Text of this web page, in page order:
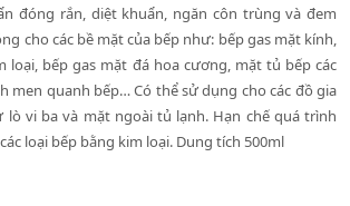
đóng rắn, diệt khuẩn, ngăn côn trùng và đem
cho các bề mặt của bếp như: bếp gas mặt kính,
loại, bếp gas mặt đá hoa cương, mặt tủ bếp các
men quanh bếp… Có thể sử dụng cho các đồ gia
lò vi ba và mặt ngoài tủ lạnh. Hạn chế quá trình
loại bếp bằng kim loại. Dung tích 500ml